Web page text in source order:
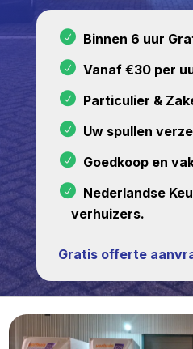
Binnen 6 uur
Vanaf €30 per
Particulier &
Uw spullen
Goedkoop en
Nederlandse
verhuizers.
Gratis offerte